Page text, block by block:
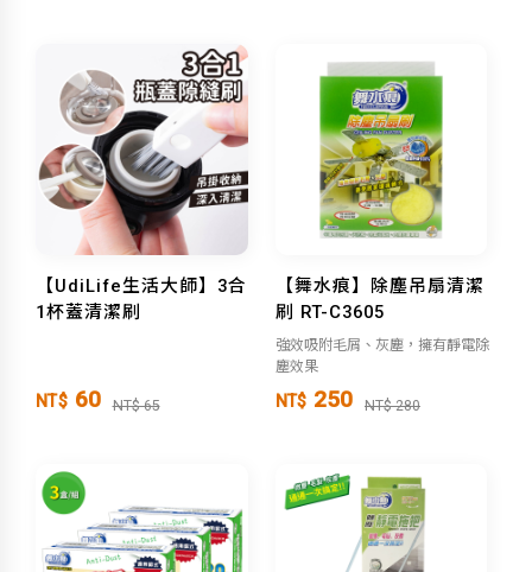
【UdiLife生活大師】3合
1杯蓋清潔刷
NT$ 60 NT$ 65
【舞水痕】除塵吊扇清潔
刷 RT-C3605
強效吸附毛屑、灰塵，擁有靜電除
塵效果
NT$ 250 NT$ 280